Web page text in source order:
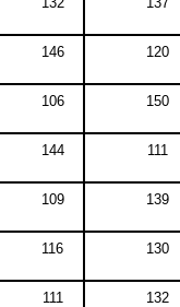
146 120
106 150
144 111
109 139
116 130
111 132